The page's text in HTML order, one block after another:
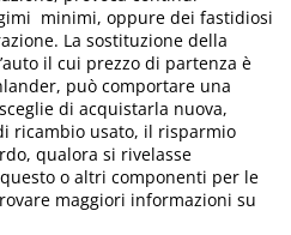
minimi, oppure dei fastidiosi
La sostituzione della
il cui prezzo di partenza è
può comportare una
di acquistarla nuova,
ricambio usato, il risparmio
qualora si rivelasse
o altri componenti per le
maggiori informazioni su